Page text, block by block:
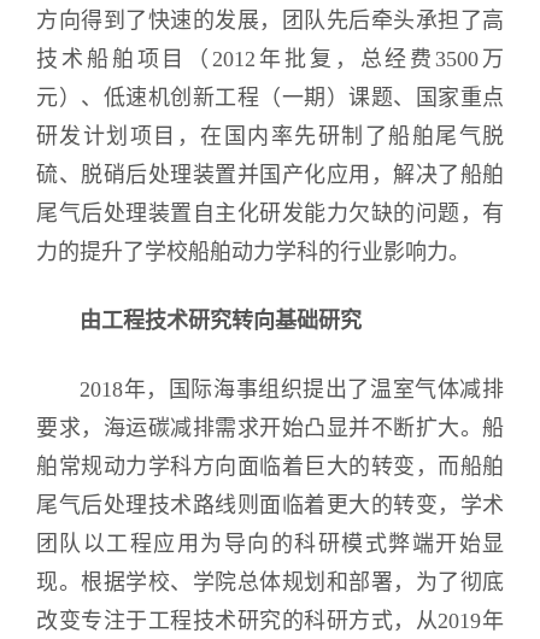
方向得到了快速的发展，团队先后牵头承担了高
技术船舶项目（2012年批复，总经费3500万
元）、低速机创新工程（一期）课题、国家重点
研发计划项目，在国内率先研制了船舶尾气脱
硫、脱硝后处理装置并国产化应用，解决了船舶
尾气后处理装置自主化研发能力欠缺的问题，有
力的提升了学校船舶动力学科的行业影响力。
由工程技术研究转向基础研究
2018年，国际海事组织提出了温室气体减排
要求，海运碳减排需求开始凸显并不断扩大。船
舶常规动力学科方向面临着巨大的转变，而船舶
尾气后处理技术路线则面临着更大的转变，学术
团队以工程应用为导向的科研模式弊端开始显
现。根据学校、学院总体规划和部署，为了彻底
改变专注于工程技术研究的科研方式，从2019年